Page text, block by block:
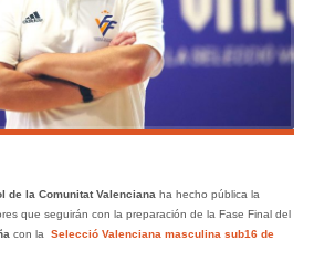
de la Comunitat Valenciana ha hecho pública la
que seguirán con la preparación de la Fase Final del
con la Selecció Valenciana masculina sub16 de